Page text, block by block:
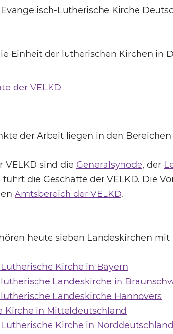
Lutherische Kirche
Einheit der lutherischen Kirchen in
der VELKD
der Arbeit liegen in den Bereichen
VELKD sind die Generalsynode, der
führt die Geschäfte der VELKD. Die
Amtsbereich der VELKD.
heute sieben Landeskirchen
Kirche in Bayern
Landeskirche in
Landeskirche Hannovers
Kirche in Mitteldeutschland
Kirche in Norddeutschland